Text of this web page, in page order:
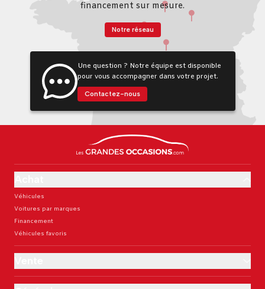
financement sur mesure.
Notre réseau
Une question ? Notre équipe est disponible
pour vous accompagner dans votre projet.
Contactez-nous
Véhicules
Voitures par marques
Financement
Véhicules favoris